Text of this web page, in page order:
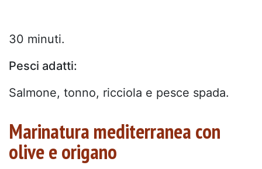
30 minuti.
Pesci adatti:
Salmone, tonno, ricciola e pesce spada.
Marinatura mediterranea con
olive e origano